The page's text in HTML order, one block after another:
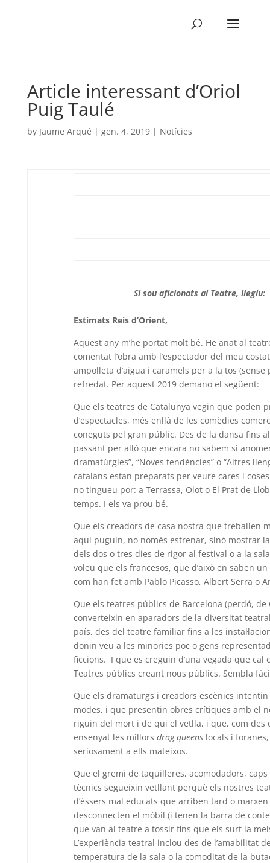
Article interessant d’Oriol
Puig Taulé
by Jaume Arqué | gen. 4, 2019| Notícies
Si sou aficionats al Teatre, llegiu:
Estimats Reis d’Orient,
Aquest any m’he portat molt bé. He anat al
comentat l’obra amb l’espectador del meu
ampolleta d’aigua i caramels per a la tos
refredat. Per aquest 2019 demano el següent:
Que els teatres de Catalunya vegin que poden
d’espectacles, més enllà de les comèdies
coneguts pel gran públic. Des de la dansa fins
passant per allò que encara no sabem si
dramatúrgies”, “Noves tendències” o “Altres
catalans estan preparats per veure cares i
no tingueu por: a Terrassa, Olot o El Prat de
temps. I els va prou bé.
Que els creadors de casa nostra que treballen
aquí puguin, no només estrenar, sinó mostrar
dels dos o tres dies de rigor al festival o a la
voleu que els francesos, que d’això en saben
com han fet amb Pablo Picasso, Albert Serra o
Que els teatres públics de Barcelona (perdó, de
converteixin en aparadors de la diversitat
país, des del teatre familiar fins a les
donin veu a les minories poc o gens
ficcions. I que es creguin d’una vegada que cal
Teatres públics creant nous públics. Sembla
Que els dramaturgs i creadors escènics
modes, i que presentin obres crítiques amb el
riguin del mort i de qui el vetlla, i que, com des
ensenyat les millors drag queenslocals i
seriosament a ells mateixos.
Que el gremi de taquilleres, acomodadors,
tècnics segueixin vetllant perquè els nostres
d’éssers mal educats que arriben tard o
desconnecten el mòbil (i tenen la barra de
que van al teatre a tossir fins que els surt la
L’experiència teatral inclou des de l’amabilitat
temperatura de la sala o la comoditat de la